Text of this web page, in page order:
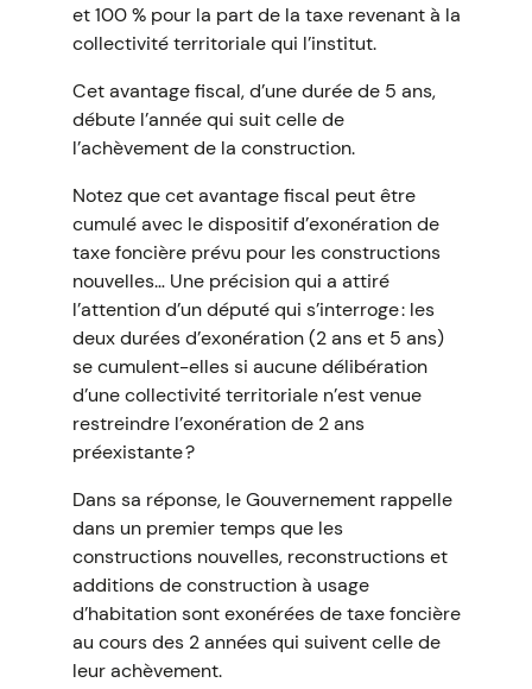
et 100 % pour la part de la taxe revenant à la
collectivité territoriale qui l’institut.
Cet avantage fiscal, d’une durée de 5 ans,
débute l’année qui suit celle de
l’achèvement de la construction.
Notez que cet avantage fiscal peut être
cumulé avec le dispositif d’exonération de
taxe foncière prévu pour les constructions
nouvelles… Une précision qui a attiré
l’attention d’un député qui s’interroge : les
deux durées d’exonération (2 ans et 5 ans)
se cumulent-elles si aucune délibération
d’une collectivité territoriale n’est venue
restreindre l’exonération de 2 ans
préexistante ?
Dans sa réponse, le Gouvernement rappelle
dans un premier temps que les
constructions nouvelles, reconstructions et
additions de construction à usage
d’habitation sont exonérées de taxe foncière
au cours des 2 années qui suivent celle de
leur achèvement.